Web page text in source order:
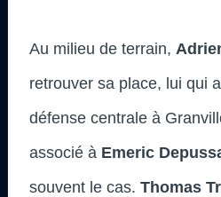
Au milieu de terrain,
retrouver sa place, lui qui
défense centrale à
associé à Emeric
souvent le cas. Thomas